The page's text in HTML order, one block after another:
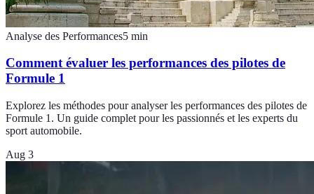
Analyse des Performances5 min
Comment évaluer les performances des pilotes de
Formule 1
Explorez les méthodes pour analyser les performances des pilotes de
Formule 1. Un guide complet pour les passionnés et les experts du
sport automobile.
Aug 3